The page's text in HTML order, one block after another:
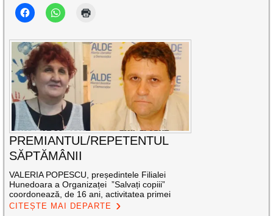
PREMIANTUL/REPETENTUL
SĂPTĂMÂNII
VALERIA POPESCU, președintele Filialei
Hunedoara a Organizaței ”Salvați copiii”
coordonează, de 16 ani, activitatea primei
CITEȘTE MAI DEPARTE